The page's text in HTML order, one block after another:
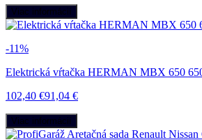
Viac informácií
-11%
Elektrická vŕtačka HERMAN MBX 650
102,40 €91,04 €
Viac informácií